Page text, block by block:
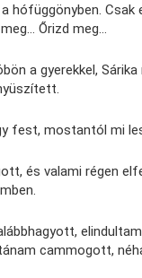
hófüggönyben. Csak
Őrizd meg…
a gyerekkel,
fest, mostantól mi
és valami régen
cammogott,